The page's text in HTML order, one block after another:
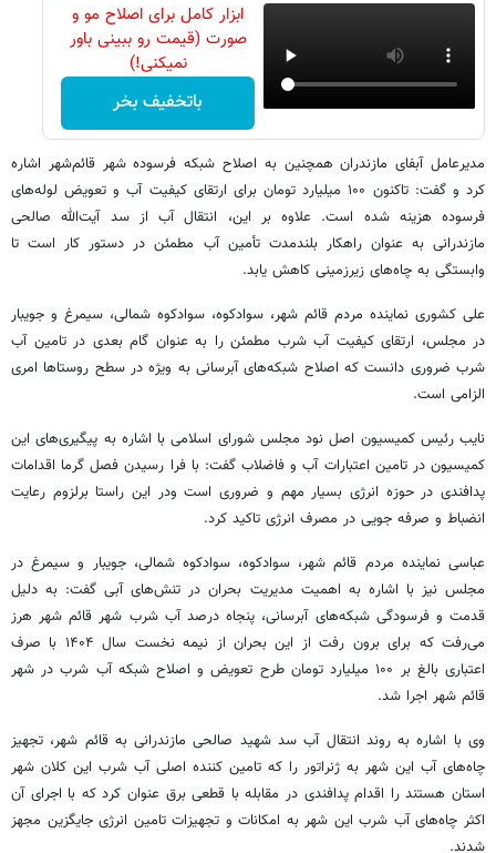
ابزار کامل برای اصلاح مو و
صورت (قیمت رو ببینی باور
نمیکنی!)
باتخفیف بخر
مدیرعامل آبفای مازندران همچنین به اصلاح شبکه فرسوده شهر قائم‌شهر اشاره
کرد و گفت: تاکنون ۱۰۰ میلیارد تومان برای ارتقای کیفیت آب و تعویض لوله‌های
فرسوده هزینه شده است. علاوه بر این، انتقال آب از سد آیت‌الله صالحی
مازندرانی به عنوان راهکار بلندمدت تأمین آب مطمئن در دستور کار است تا
وابستگی به چاه‌های زیرزمینی کاهش یابد.
علی کشوری نماینده مردم قائم شهر، سوادکوه، سوادکوه شمالی، سیمرغ و جویبار
در مجلس، ارتقای کیفیت آب شرب مطمئن را به عنوان گام بعدی در تامین آب
شرب ضروری دانست که اصلاح شبکه‌های آبرسانی به ویژه در سطح روستاها امری
الزامی است.
نایب رئیس کمیسیون اصل نود مجلس شورای اسلامی با اشاره به پیگیری‌های این
کمیسیون در تامین اعتبارات آب و فاضلاب گفت: با فرا رسیدن فصل گرما اقدامات
پدافندی در حوزه انرژی بسیار مهم و ضروری است ودر این راستا برلزوم رعایت
انضباط و صرفه جویی در مصرف انرژی تاکید کرد.
عباسی نماینده مردم قائم شهر، سوادکوه، سوادکوه شمالی، جویبار و سیمرغ در
مجلس نیز با اشاره به اهمیت مدیریت بحران در تنش‌های آبی گفت: به دلیل
قدمت و فرسودگی شبکه‌های آبرسانی، پنجاه درصد آب شرب شهر قائم شهر هرز
می‌رفت که برای برون رفت از این بحران از نیمه نخست سال ۱۴۰۴ با صرف
اعتباری بالغ بر ۱۰۰ میلیارد تومان طرح تعویض و اصلاح شبکه آب شرب در شهر
قائم شهر اجرا شد.
وی با اشاره به روند انتقال آب سد شهید صالحی مازندرانی به قائم شهر، تجهیز
چاه‌های آب این شهر به ژنراتور را که تامین کننده اصلی آب شرب این کلان شهر
استان هستند را اقدام پدافندی در مقابله با قطعی برق عنوان کرد که با اجرای آن
اکثر چاه‌های آب شرب این شهر به امکانات و تجهیزات تامین انرژی جایگزین مجهز
شدند.